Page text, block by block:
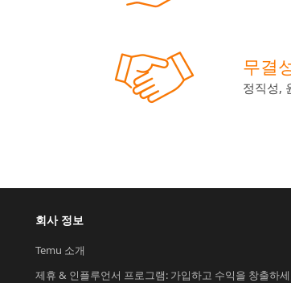
무결
정직성,
회사 정보
Temu 소개
제휴 & 인플루언서 프로그램: 가입하고 수익을 창출하